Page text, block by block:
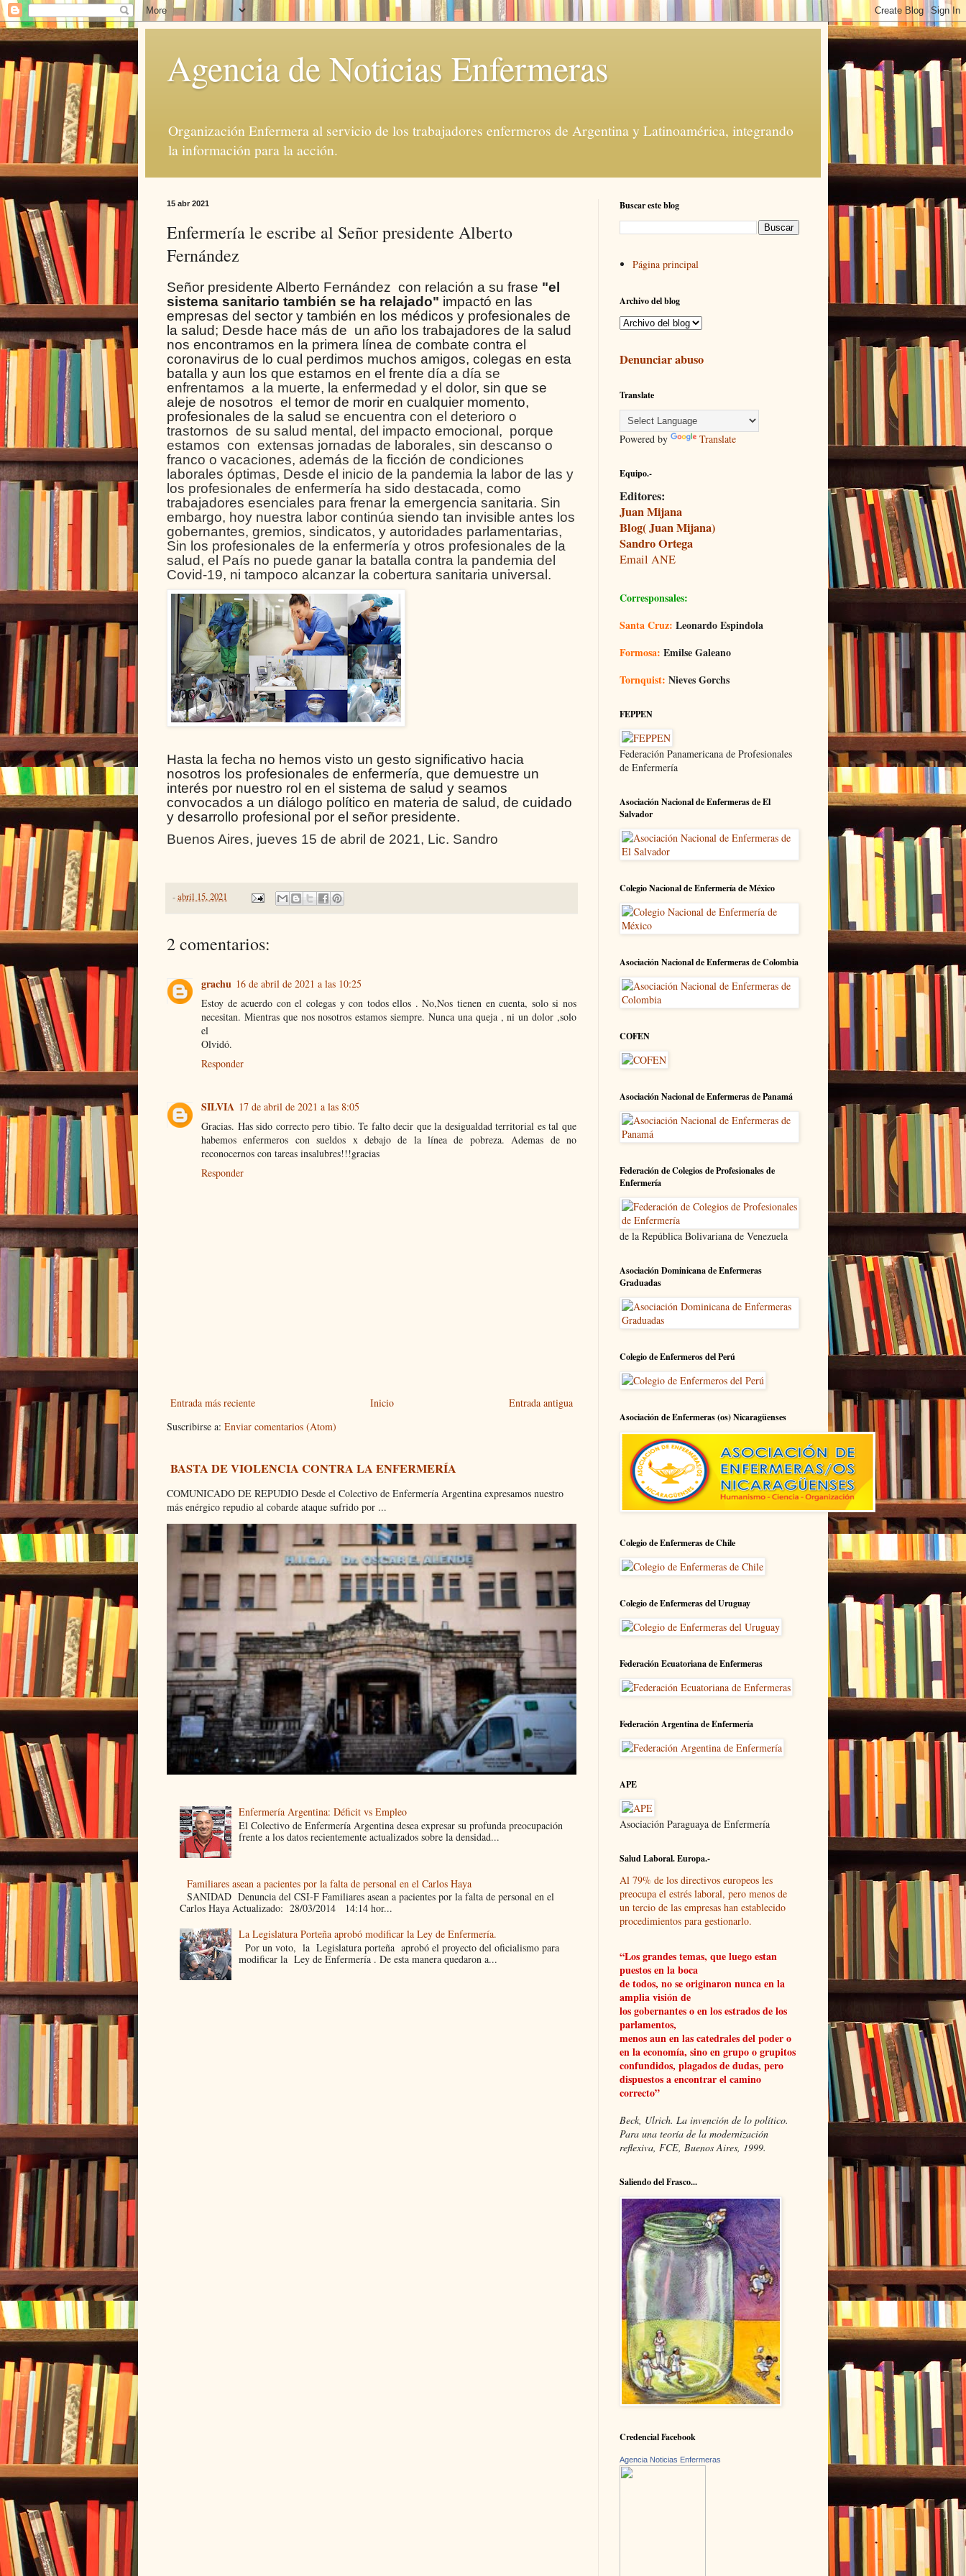
Agencia de Noticias Enfermeras
Organización Enfermera al servicio de los trabajadores enfermeros de Argentina y Latinoamérica, integrando
la información para la acción.
15 abr 2021
Enfermería le escribe al Señor presidente Alberto
Fernández
Señor presidente Alberto Fernández con relación a su frase "el
sistema sanitario también se ha relajado" impactó en las
empresas del sector y también en los médicos y profesionales de
la salud; Desde hace más de un año los trabajadores de la salud
nos encontramos en la primera línea de combate contra el
coronavirus de lo cual perdimos muchos amigos, colegas en esta
batalla y aun los que estamos en el frente día a día se
enfrentamos a la muerte, la enfermedad y el dolor, sin que se
aleje de nosotros el temor de morir en cualquier momento,
profesionales de la salud se encuentra con el deterioro o
trastornos de su salud mental, del impacto emocional, porque
estamos con extensas jornadas de laborales, sin descanso o
franco o vacaciones, además de la ficción de condiciones
laborales óptimas, Desde el inicio de la pandemia la labor de las y
los profesionales de enfermería ha sido destacada, como
trabajadores esenciales para frenar la emergencia sanitaria. Sin
embargo, hoy nuestra labor continúa siendo tan invisible antes los
gobernantes, gremios, sindicatos, y autoridades parlamentarias,
Sin los profesionales de la enfermería y otros profesionales de la
salud, el País no puede ganar la batalla contra la pandemia del
Covid-19, ni tampoco alcanzar la cobertura sanitaria universal.
Hasta la fecha no hemos visto un gesto significativo hacia
nosotros los profesionales de enfermería, que demuestre un
interés por nuestro rol en el sistema de salud y seamos
convocados a un diálogo político en materia de salud, de cuidado
y desarrollo profesional por el señor presidente.
Buenos Aires, jueves 15 de abril de 2021, Lic. Sandro
-abril 15, 2021
2 comentarios:
grachu 16 de abril de 2021 a las 10:25
Estoy de acuerdo con el colegas y con todos ellos . No,Nos tienen en cuenta, solo si nos
necesitan. Mientras que nos nosotros estamos siempre. Nunca una queja , ni un dolor ,solo
el
Olvidó.
Responder
SILVIA 17 de abril de 2021 a las 8:05
Gracias. Has sido correcto pero tibio. Te falto decir que la desigualdad territorial es tal que
habemos enfermeros con sueldos x debajo de la línea de pobreza. Ademas de no
reconocernos con tareas insalubres!!!gracias
Responder
Entrada más reciente Entrada antigua
Inicio
Suscribirse a: Enviar comentarios (Atom)
BASTA DE VIOLENCIA CONTRA LA ENFERMERÍA
COMUNICADO DE REPUDIO Desde el Colectivo de Enfermería Argentina expresamos nuestro
más enérgico repudio al cobarde ataque sufrido por ...
Enfermería Argentina: Déficit vs Empleo
El Colectivo de Enfermería Argentina desea expresar su profunda preocupación
frente a los datos recientemente actualizados sobre la densidad...
Familiares asean a pacientes por la falta de personal en el Carlos Haya
SANIDAD Denuncia del CSI-F Familiares asean a pacientes por la falta de personal en el
Carlos Haya Actualizado: 28/03/2014 14:14 hor...
La Legislatura Porteña aprobó modificar la Ley de Enfermería.
Por un voto, la Legislatura porteña aprobó el proyecto del oficialismo para
modificar la Ley de Enfermería . De esta manera quedaron a...
Buscar este blog
Página principal
Archivo del blog
Denunciar abuso
Translate
Powered by Translate
Equipo.-
Editores:
Juan Mijana
Blog( Juan Mijana)
Sandro Ortega
Email ANE
Corresponsales:
Santa Cruz: Leonardo Espindola
Formosa: Emilse Galeano
Tornquist: Nieves Gorchs
FEPPEN
Federación Panamericana de Profesionales
de Enfermería
Asociación Nacional de Enfermeras de El
Salvador
Colegio Nacional de Enfermería de México
Asociación Nacional de Enfermeras de Colombia
COFEN
Asociación Nacional de Enfermeras de Panamá
Federación de Colegios de Profesionales de
Enfermería
de la República Bolivariana de Venezuela
Asociación Dominicana de Enfermeras
Graduadas
Colegio de Enfermeros del Perú
Asociación de Enfermeras (os) Nicaragüenses
Colegio de Enfermeras de Chile
Colegio de Enfermeras del Uruguay
Federación Ecuatoriana de Enfermeras
Federación Argentina de Enfermería
APE
Asociación Paraguaya de Enfermería
Salud Laboral. Europa.-
Al 79% de los directivos europeos les
preocupa el estrés laboral, pero menos de
un tercio de las empresas han establecido
procedimientos para gestionarlo.
“Los grandes temas, que luego estan
puestos en la boca
de todos, no se originaron nunca en la
amplia visión de
los gobernantes o en los estrados de los
parlamentos,
menos aun en las catedrales del poder o
en la economía, sino en grupo o grupitos
confundidos, plagados de dudas, pero
dispuestos a encontrar el camino
correcto”
Beck, Ulrich. La invención de lo político.
Para una teoría de la modernización
reflexiva, FCE, Buenos Aires, 1999.
Saliendo del Frasco...
Credencial Facebook
Agencia Noticias Enfermeras